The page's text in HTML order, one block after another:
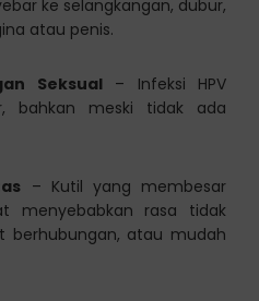
ke selangkangan, dubur,
atau penis.
Seksual– Infeksi HPV
bahkan meski tidak ada
– Kutil yang membesar
menyebabkan rasa tidak
berhubungan, atau mudah